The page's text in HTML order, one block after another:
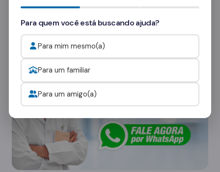
Onde procurar ajuda para o alcoolismo?
Para quem você está buscando ajuda?
Para mim mesmo(a)
Para um familiar
Para um amigo(a)